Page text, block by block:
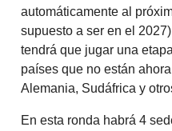
automáticamente al
supuesto a ser en el
tendrá que jugar una
países que no están
Alemania, Sudáfrica y
En esta ronda habrá 4